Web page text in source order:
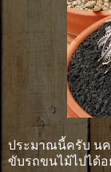
ประมาณนี้ครับ นค
ขับรถขนไม้ไปได้อ